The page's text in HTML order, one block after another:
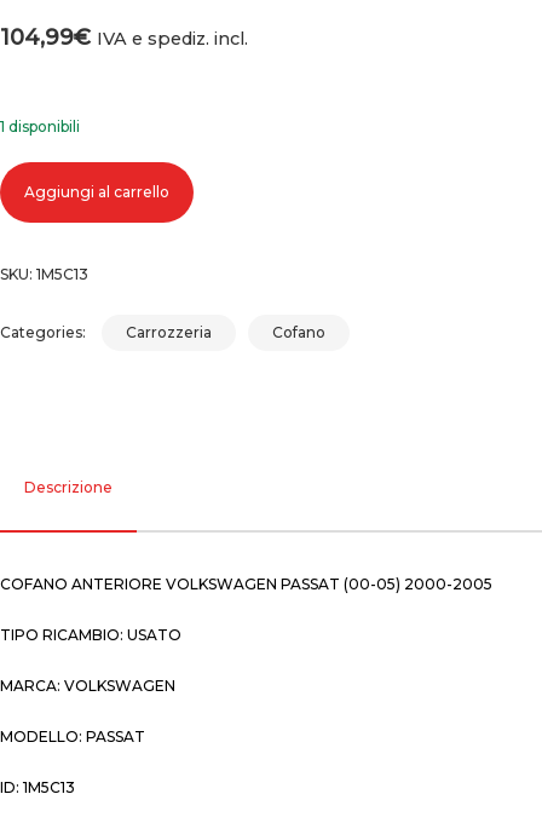
104,99€ IVA e spediz. incl.
1 disponibili
COFANO ANTERIORE VOLKSWAGEN PASSAT (00-05) 2000-2005
Aggiungi al carrello
SKU: 1M5C13
Categories: Carrozzeria Cofano
Descrizione
COFANO ANTERIORE VOLKSWAGEN PASSAT (00-05) 2000-2005
TIPO RICAMBIO: USATO
MARCA: VOLKSWAGEN
MODELLO: PASSAT
ID: 1M5C13